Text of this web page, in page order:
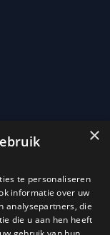
×
te personaliseren
informatie over uw
analysepartners, die
die u aan hen heeft